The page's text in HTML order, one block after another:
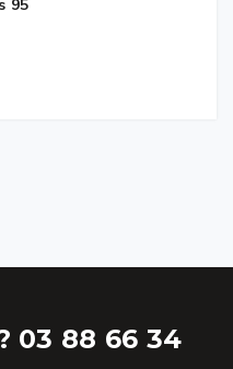
95
03 88 66 34